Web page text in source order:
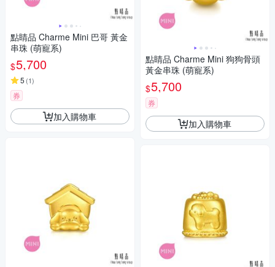
點睛品 Charme Mini 巴哥 黃金
串珠 (萌寵系)
$5,700
5 (1)
券
加入購物車
點睛品 Charme Mini 狗狗骨頭
黃金串珠 (萌寵系)
$5,700
券
加入購物車